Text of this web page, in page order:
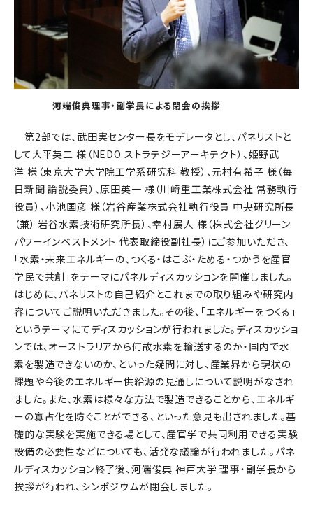
河端俊典理事・副学長による閉会の挨拶
第2部では、武田実センター長をモデレータとし、パネリストと
して大平英二 様（NEDO ストラテジーアーキテクト）、姫野武
洋 様（東京大学大学院工学系研究科 教授）、元村有希子 様（毎
日新聞 論説委員）、原田英一 様（川崎重工業株式会社 常務執行
役員）、小池国彦 様（岩谷産業株式会社執行役員 中央研究所長
（兼） 岩谷水素技術研究所長）、幸村展人 様（株式会社グリーン
パワーインベストメント 代表取締役副社長）にご参加いただき、
「水素・未来エネルギーの、つくる・はこぶ・ためる・つかうを産官
学民で共創」をテーマにパネルディスカッションを開催しました。
はじめに、パネリストの自己紹介とこれまでの取り組みや研究内
容についてご説明いただきました。その後、「エネルギーをつくる」
というテーマにてディスカッションが行われました。ディスカッショ
ンでは、オーストラリアから何故水素を輸送するのか・国内で水
素を製造できないのか、といった疑問に対し、産業界から現状の
課題や今後のエネルギー供給源の見通しについて説明がなされ
ました。また、水素は様々な方法で製造できることから、エネルギ
ーの寡占化を防ぐことができる、といった意見も出されました。基
礎的な実験を実施できる場として、産官学で共同利用できる実験
設備の必要性などについても、活発な議論が行われました。パネ
ルディスカッション終了後、河端俊典 神戸大学 理事・副学長から
挨拶が行われ、シンポジウムが閉会しました。